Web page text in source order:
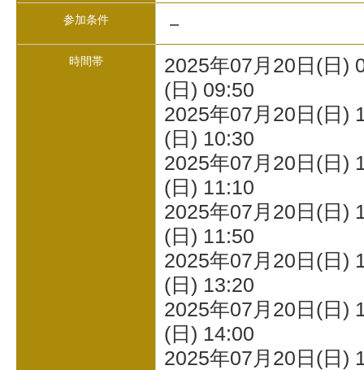
参加条件 －
時間帯
2025年07月20日(日)
(日) 09:50
2025年07月20日(日)
(日) 10:30
2025年07月20日(日)
(日) 11:10
2025年07月20日(日)
(日) 11:50
2025年07月20日(日)
(日) 13:20
2025年07月20日(日)
(日) 14:00
2025年07月20日(日)